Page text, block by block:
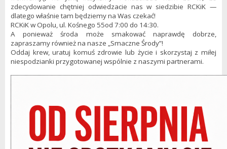
zdecydowanie chętniej odwiedzacie nas w siedzibie RCKiK —
dlatego właśnie tam będziemy na Was czekać!
RCKiK w Opolu, ul. Kośnego 55od 7:00 do 14:30.
A ponieważ środa może smakować naprawdę dobrze,
zapraszamy również na nasze „Smaczne Środy”!
Oddaj krew, uratuj komuś zdrowie lub życie i skorzystaj z miłej
niespodzianki przygotowanej wspólnie z naszymi partnerami.